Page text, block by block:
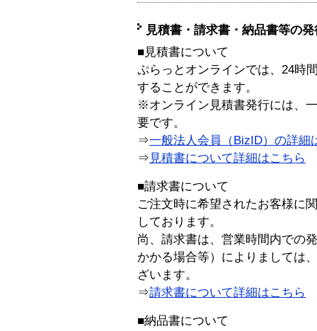
見積書・請求書・納品書等の
■見積書について
ぷらっとオンラインでは、24時
することができます。
※オンライン見積書発行には、
要です。
⇒一般法人会員（BizID）の詳細
⇒ 見積書について詳細はこちら
■請求書について
ご注文時に希望されたお客様に
しております。
尚、請求書は、営業時間内での
かかる場合等）によりましては
ざいます。
⇒請求書について詳細はこちら
■納品書について